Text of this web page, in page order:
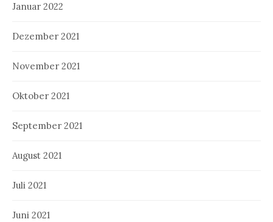
Januar 2022
Dezember 2021
November 2021
Oktober 2021
September 2021
August 2021
Juli 2021
Juni 2021